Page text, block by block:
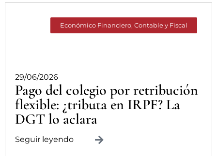
Económico Financiero, Contable y Fiscal
29/06/2026
Pago del colegio por retribución
flexible: ¿tributa en IRPF? La
DGT lo aclara
Seguir leyendo